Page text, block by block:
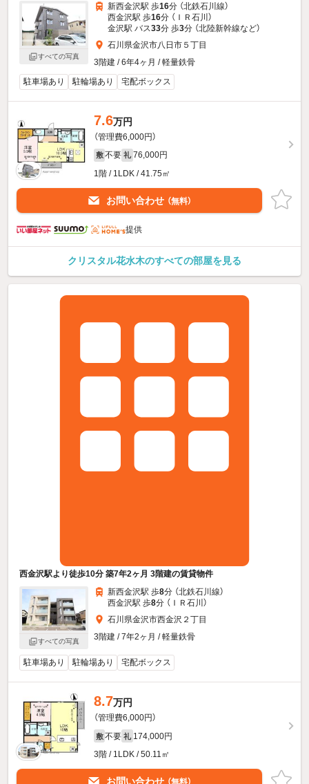
すべての写真
新西金沢駅 歩16分 （北鉄石川線）
西金沢駅 歩16分 （ＩＲ石川）
金沢駅 バス33分 歩3分 （北陸新幹線など）
石川県金沢市八日市５丁目
3階建 / 6年4ヶ月 / 軽量鉄骨
駐車場あり
駐輪場あり 宅配ボックス
7.6万円
（管理費6,000円）
敷 不要 礼 76,000円
1階 / 1LDK / 41.75㎡
お問い合わせ （無料）
提供
クリスタル花水木のすべての部屋を見る
西金沢駅より徒歩10分 築7年2ヶ月 3階建の賃貸物件
すべての写真
新西金沢駅 歩8分 （北鉄石川線）
西金沢駅 歩8分 （ＩＲ石川）
石川県金沢市西金沢２丁目
3階建 / 7年2ヶ月 / 軽量鉄骨
駐車場あり 駐輪場あり 宅配ボックス
8.7万円
（管理費6,000円）
敷 不要 礼 174,000円
3階 / 1LDK / 50.11㎡
お問い合わせ （無料）